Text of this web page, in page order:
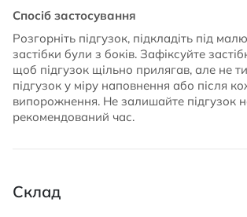
Спосіб застосування
Розгорніть підгузок, підкладіть під
застібки були з боків. Зафіксуйте
щоб підгузок щільно прилягав, але не
підгузок у міру наповнення або після
випорожнення. Не залишайте підгузок
рекомендований час.
Склад